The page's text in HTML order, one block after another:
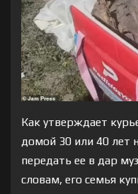
Как утверждает
домой 30 или 40 лет
передать ее в дар
словам, его семья